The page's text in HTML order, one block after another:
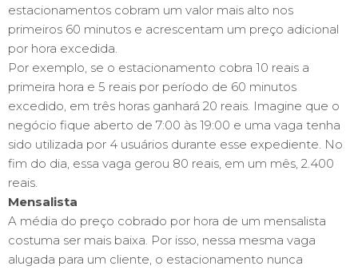
estacionamentos cobram um valor mais alto nos
primeiros 60 minutos e acrescentam um preço adicional
por hora excedida.
Por exemplo, se o estacionamento cobra 10 reais a
primeira hora e 5 reais por período de 60 minutos
excedido, em três horas ganhará 20 reais. Imagine que o
negócio fique aberto de 7:00 às 19:00 e uma vaga tenha
sido utilizada por 4 usuários durante esse expediente. No
fim do dia, essa vaga gerou 80 reais, em um mês, 2.400
reais.
Mensalista
A média do preço cobrado por hora de um mensalista
costuma ser mais baixa. Por isso, nessa mesma vaga
alugada para um cliente, o estacionamento nunca